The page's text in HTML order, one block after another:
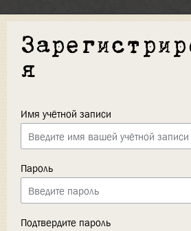
я
Имя учётной записи
Пароль
Подтвердите пароль